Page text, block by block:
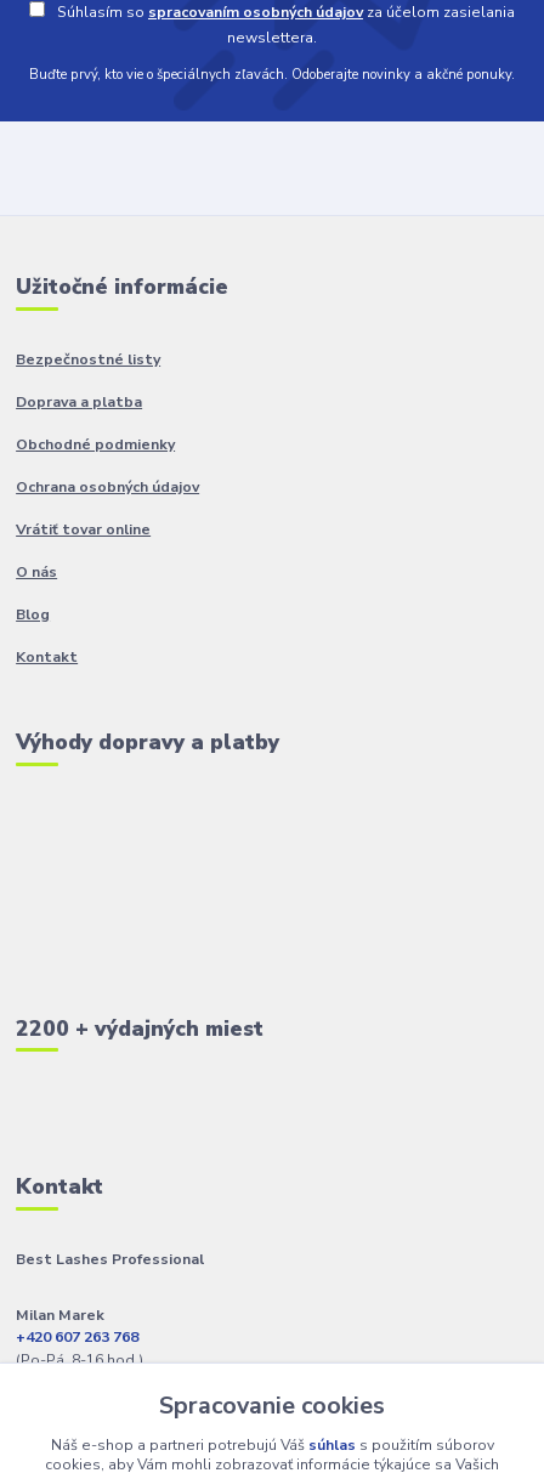
Súhlasím so spracovaním osobných údajovza účelom zasielania
newslettera.
Buďte prvý, kto vie o špeciálnych zľavách. Odoberajte novinky a akčné ponuky.
Užitočné informácie
Bezpečnostné listy
Doprava a platba
Obchodné podmienky
Ochrana osobných údajov
Vrátiť tovar online
O nás
Blog
Kontakt
Výhody dopravy a platby
2200 + výdajných miest
Kontakt
Best Lashes Professional
Milan Marek
+420 607 263 768
(Po-Pá, 8-16 hod.)
info@best-lashes.skSpracovanie cookies
Náš e-shop a partneri potrebujú Váš súhlas s použitím súborov
cookies, aby Vám mohli zobrazovať informácie týkajúce sa Vašich